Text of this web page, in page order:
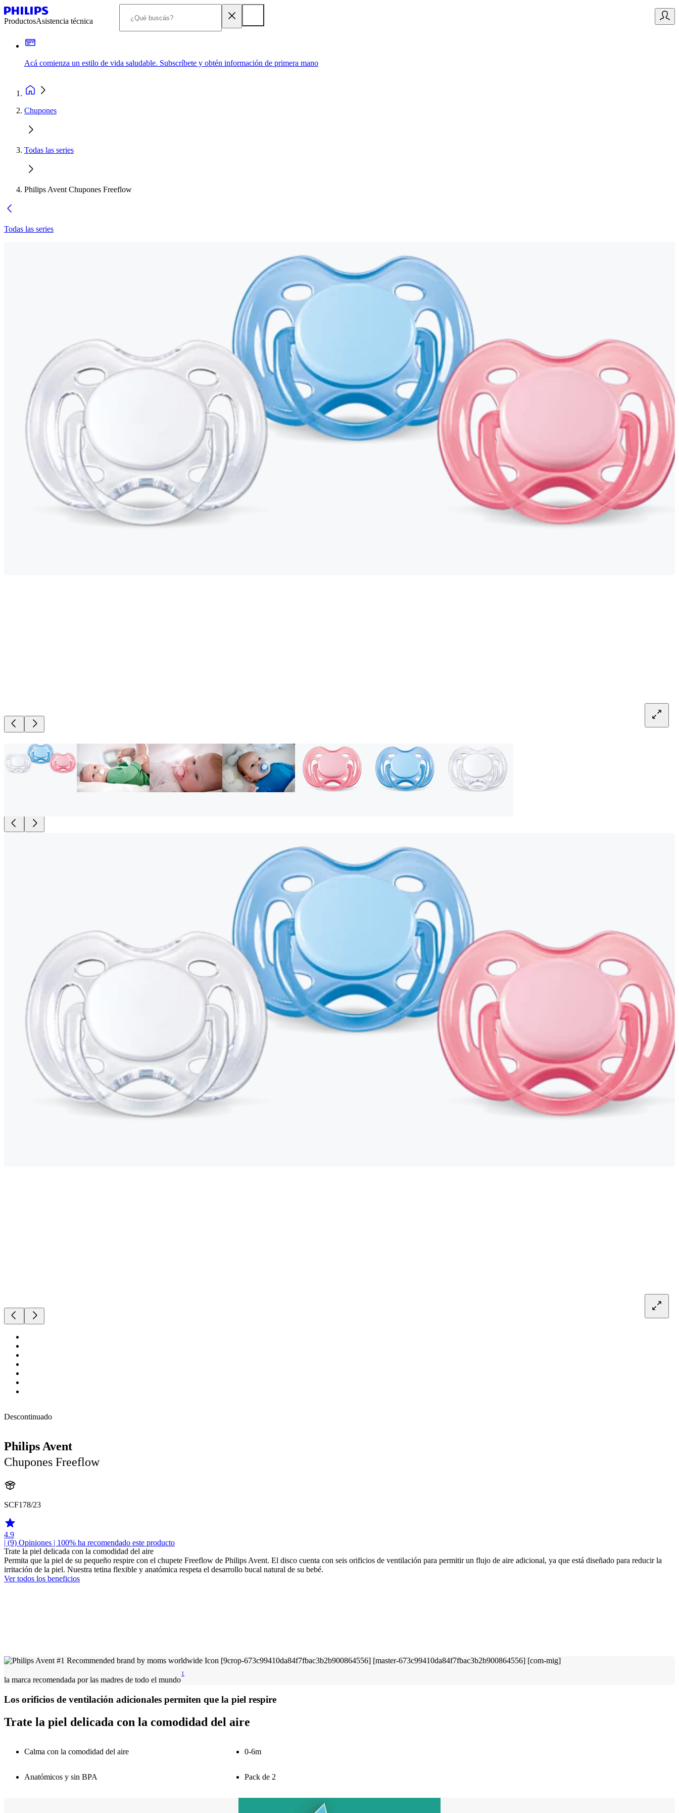
ProductosAsistencia técnica
Acá comienza un estilo de vida saludable. Subscríbete y obtén información de primera mano
Chupones
Todas las series
Philips Avent Chupones Freeflow
Todas las series
Descontinuado
Philips Avent
Chupones Freeflow
SCF178/23
4.9
| (9) Opiniones | 100% ha recomendado este producto
Trate la piel delicada con la comodidad del aire
Permita que la piel de su pequeño respire con el chupete Freeflow de Philips Avent. El disco cuenta con seis orificios de ventilación para permitir un flujo de aire adicional, ya que está diseñado para reducir la
irritación de la piel. Nuestra tetina flexible y anatómica respeta el desarrollo bucal natural de su bebé.
Ver todos los beneficios
la marca recomendada por las madres de todo el mundo
1
Los orificios de ventilación adicionales permiten que la piel respire
Trate la piel delicada con la comodidad del aire
Calma con la comodidad del aire 0-6m
Anatómicos y sin BPA Pack de 2